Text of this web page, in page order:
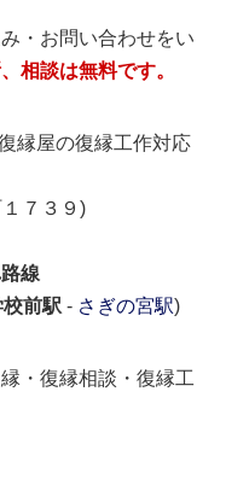
・お問い合わせをい
相談は無料です。
縁屋の復縁工作対応
７３９)
線
前駅 - さぎの宮駅)
・復縁相談・復縁工